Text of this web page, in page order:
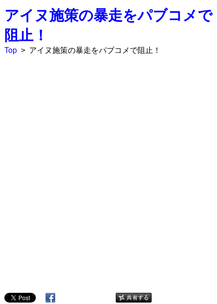
アイヌ施策の暴走をパブコメで
阻止！
Top > アイヌ施策の暴走をパブコメで阻止！